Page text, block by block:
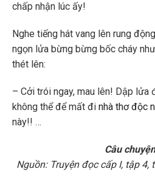
chấp nhận lúc ấy!
Nghe tiếng hát vang lên rung
ngọn lửa bừng bừng bốc cháy
thét lên:
– Cởi trói ngay, mau lên! Dập lửa
không thể để mất đi nhà thơ độc
này!! …
Câu
Nguồn: Truyện đọc cấp I, tập 4,